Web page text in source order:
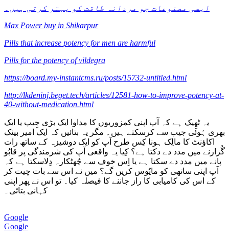
ایسی مصنوعات جو مردانہ طاقت کو بہتر کرتی ہیں۔
Max Power buy in Shikarpur
Pills that increase potency for men are harmful
Pills for the potency of vildegra
https://board.my-instantcms.ru/posts/15732-untitled.html
http://lkdeninj.beget.tech/articles/12581-how-to-improve-potency-at-
40-without-medication.html
یہ ٹھِیک ہے کہ آپ اپنی کمزوریوں کا مداوا ایک بڑی جِیپ یا ایک
بھری ہُوئی جیب سے کرسکتے ہیں۔ مگر یہ بتائیں کہ ایک امیر بینک
اکاؤنٹ کا مالِک ہونا کِس طرح آپ کو ایک دوشیزہ کے ساتھ رات
گُزارنے میں مدد دے دکتا ہے؟ کِیا یہ واقعی آپ کی شرمندگی پر قابُو
پانے میں مدد دے سکتا ہے یا اِس خوف سے چُھٹکارہ دِلاسکتا ہے کہ
آپ اپنی ساتھی کو مایُوس کریں گے؟ میں نے اس سے بات چیت کر
کے اس کی کامیابی کا راز جاننے کا فیصلہ کیا۔ تو اس نے پھر اپنی
کہانی بتائی۔
Google
Google